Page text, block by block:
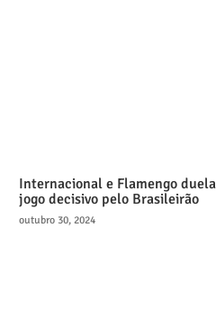
Internacional e Flamengo
jogo decisivo pelo Brasileirão
outubro 30, 2024